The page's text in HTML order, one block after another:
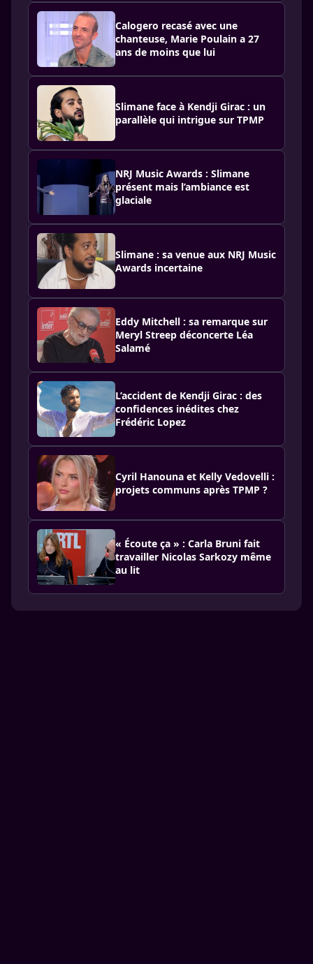
Calogero recasé avec une
chanteuse, Marie Poulain a 27
ans de moins que lui
Slimane face à Kendji Girac : un
parallèle qui intrigue sur TPMP
NRJ Music Awards : Slimane
présent mais l’ambiance est
glaciale
Slimane : sa venue aux NRJ Music
Awards incertaine
Eddy Mitchell : sa remarque sur
Meryl Streep déconcerte Léa
Salamé
L’accident de Kendji Girac : des
confidences inédites chez
Frédéric Lopez
Cyril Hanouna et Kelly Vedovelli :
projets communs après TPMP ?
« Écoute ça » : Carla Bruni fait
travailler Nicolas Sarkozy même
au lit